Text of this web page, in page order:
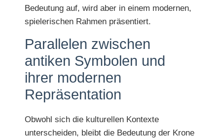
Bedeutung auf, wird aber in einem modernen,
spielerischen Rahmen präsentiert.
Parallelen zwischen
antiken Symbolen und
ihrer modernen
Repräsentation
Obwohl sich die kulturellen Kontexte
unterscheiden, bleibt die Bedeutung der Krone